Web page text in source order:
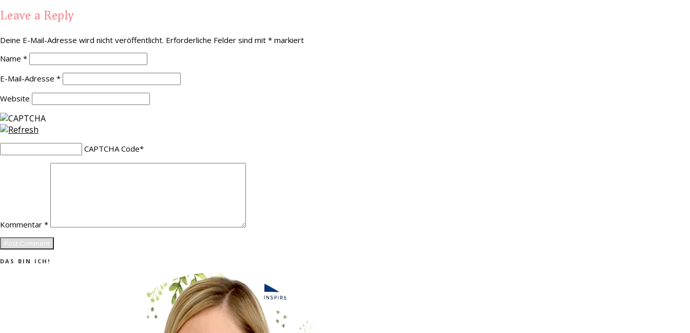
Leave a Reply
Deine E-Mail-Adresse wird nicht veröffentlicht. Erforderliche Felder sind mit * markiert
Name *
E-Mail-Adresse *
Website
CAPTCHA Code*
Kommentar *
DAS BIN ICH!